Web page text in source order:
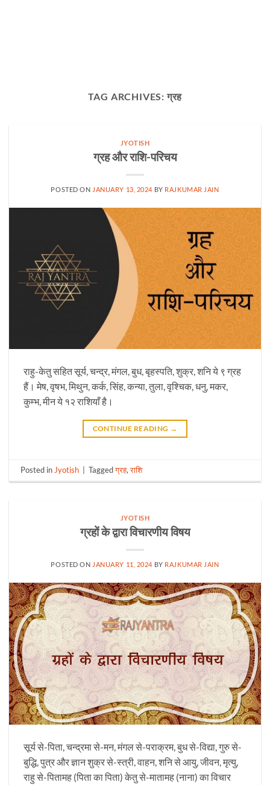
TAG ARCHIVES:ग्रह
JYOTISH
ग्रह और राशि-परिचय
POSTED ON JANUARY 13, 2024 BY RAJKUMAR JAIN
राहु-केतु सहित सूर्य, चन्द्र, मंगल, बुध, बृहस्पति, शुक्र, शनि ये ९ ग्रह
हैं। मेष, वृषभ, मिथुन, कर्क, सिंह, कन्या, तुला, वृश्चिक, धनु, मकर,
कुम्भ, मीन ये १२ राशियाँ है।
CONTINUE READING →
Posted inJyotish Taggedग्रह,राशि
JYOTISH
ग्रहों के द्वारा विचारणीय विषय
POSTED ON JANUARY 11, 2024 BY RAJKUMAR JAIN
सूर्य से-पिता, चन्द्रमा से-मन, मंगल से-पराक्रम, बुध से-विद्या, गुरु से-
बुद्धि, पुत्र और ज्ञान शुक्र से-स्त्री, वाहन, शनि से आयु, जीवन, मृत्यु,
राहु से-पितामह (पिता का पिता) केतु से-मातामह (नाना) का विचार